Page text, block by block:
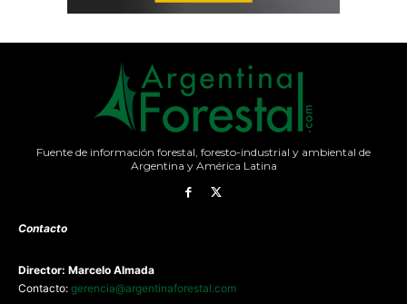
Fuente de información forestal, foresto-industrial y ambiental de
Argentina y América Latina
Contacto
Director: Marcelo Almada
Contacto: gerencia@argentinaforestal.com